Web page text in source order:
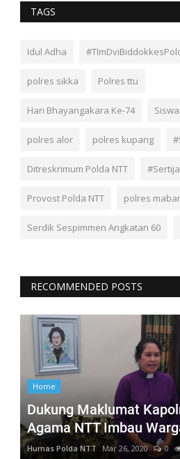
TAGS
Idul Adha
polres sikka Polres ttu
Hari Bhayangakara Ke-74
polres alor polres kupang
Ditreskrimum Polda NTT
Provost Polda NTT polres mabar
Serdik Sespimmen Angkatan 60
RECOMMENDED POSTS
Home
Dukung Maklumat
Agama NTT Imbau
Humas Polda NTT Mar 26, 2020 0